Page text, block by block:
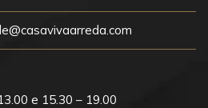
e 15.30 – 19.00